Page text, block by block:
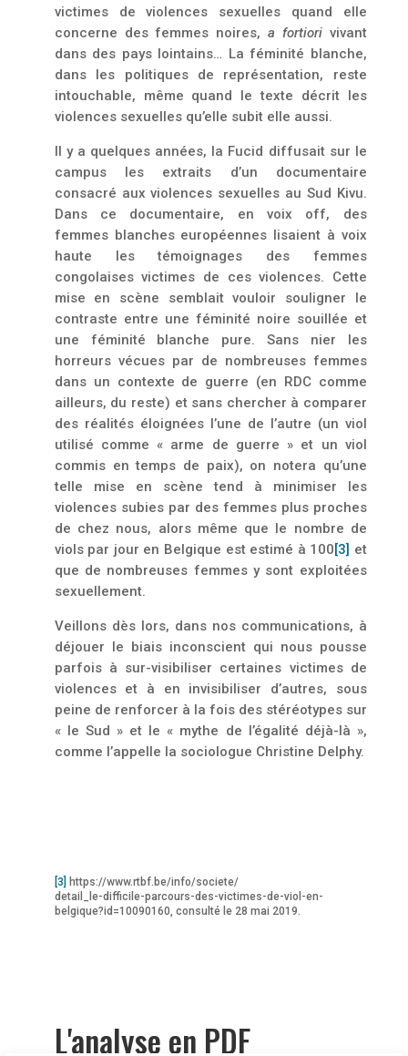
victimes de violences sexuelles quand elle
concerne des femmes noires,a fortiori vivant
dans des pays lointains… La féminité blanche,
dans les politiques de représentation, reste
intouchable, même quand le texte décrit les
violences sexuelles qu’elle subit elle aussi.
Il y a quelques années, la Fucid diffusait sur le
campus les extraits d’un documentaire
consacré aux violences sexuelles au Sud Kivu.
Dans ce documentaire, en voix off, des
femmes blanches européennes lisaient à voix
haute les témoignages des femmes
congolaises victimes de ces violences. Cette
mise en scène semblait vouloir souligner le
contraste entre une féminité noire souillée et
une féminité blanche pure. Sans nier les
horreurs vécues par de nombreuses femmes
dans un contexte de guerre (en RDC comme
ailleurs, du reste) et sans chercher à com­parer
des réalités éloignées l’une de l’autre (un viol
utilisé comme « arme de guerre » et un viol
commis en temps de paix), on notera qu’une
telle mise en scène tend à minimiser les
violences subies par des femmes plus proches
de chez nous, alors même que le nombre de
viols par jour en Belgique est estimé à 100[3] et
que de nombreuses femmes y sont exploitées
sexuellement.
Veillons dès lors, dans nos communications, à
déjouer le biais inconscient qui nous pousse
parfois à sur-visibiliser certaines victimes de
violences et à en invisibiliser d’autres, sous
peine de renforcer à la fois des stéréotypes sur
« le Sud » et le « mythe de l’égalité déjà-là »,
comme l’appelle la sociologue Christine Delphy.
[3]
https://www.rtbf.be/info/societe/
detail_le-difficile-parcours-des-victimes-de-viol-en-
belgique?id=10090160, consulté le 28 mai 2019.
L'analyse en PDF